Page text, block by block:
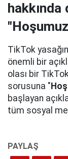
hakkında
TikTok
önemli bir
olası bir
sorusuna "
başlayan
tüm sosyal